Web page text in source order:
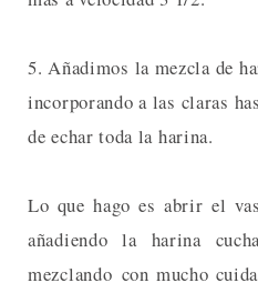
5. Añadimos la mezcla de
incorporando a las claras
de echar toda la harina.
Lo que hago es abrir el
añadiendo la harina
mezclando con mucho